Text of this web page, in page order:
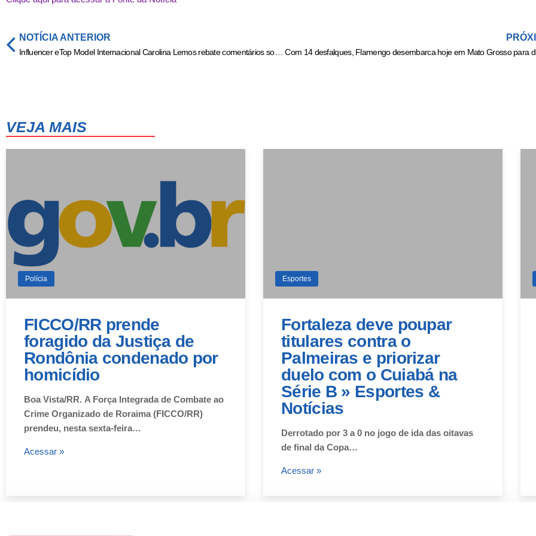
NOTÍCIA ANTERIOR
Influencer eTop Model Internacional Carolina Lemos rebate comentários sobre seu corpo magro: “Sou assim”
VEJA MAIS
Polícia
FICCO/RR prende
foragido da Justiça de
Rondônia condenado por
homicídio
Boa Vista/RR. A Força Integrada de Combate ao
Crime Organizado de Roraima (FICCO/RR)
prendeu, nesta sexta-feira…
Acessar »
Esportes
Fortaleza deve poupar
titulares contra o
Palmeiras e priorizar
duelo com o Cuiabá na
Série B » Esportes &
Notícias
Derrotado por 3 a 0 no jogo de ida das oitavas
de final da Copa…
Acessar »